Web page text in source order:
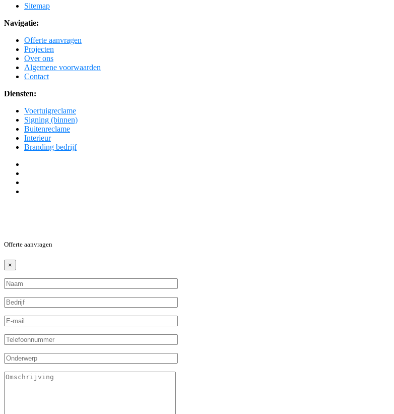
Sitemap
Navigatie:
Offerte aanvragen
Projecten
Over ons
Algemene voorwaarden
Contact
Diensten:
Voertuigreclame
Signing (binnen)
Buitenreclame
Interieur
Branding bedrijf
Offerte aanvragen
×